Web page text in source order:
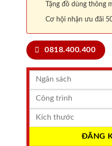
Tặng đồ dùng thông
Cơ hội nhận ưu đãi
0818.400.400